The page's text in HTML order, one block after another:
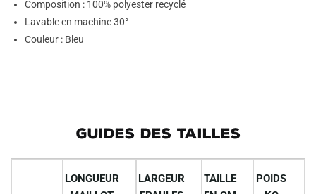
Composition : 100% polyester recyclé
Lavable en machine 30°
Couleur : Bleu
GUIDES DES TAILLES
LONGUEUR
LARGEUR
TAILLE
POIDS